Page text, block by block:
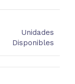
Unidades
Disponibles